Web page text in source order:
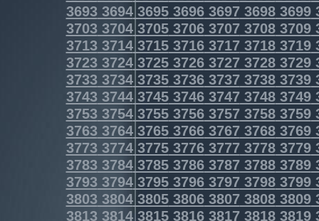
3693369436953696369736983699
3703370437053706370737083709
3713371437153716371737183719
3723372437253726372737283729
3733373437353736373737383739
3743374437453746374737483749
3753375437553756375737583759
3763376437653766376737683769
3773377437753776377737783779
3783378437853786378737883789
3793379437953796379737983799
3803380438053806380738083809
3813381438153816381738183819